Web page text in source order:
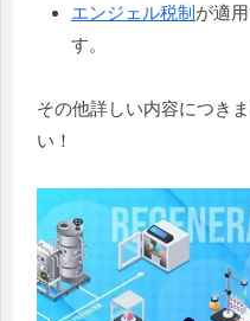
エンジェル税制 が適
す。
その他詳しい内容につきま
い！